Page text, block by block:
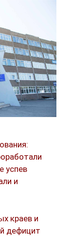
успев
и
краев и
дефицит